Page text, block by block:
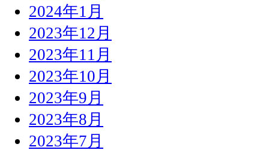
2024年1月
2023年12月
2023年11月
2023年10月
2023年9月
2023年8月
2023年7月